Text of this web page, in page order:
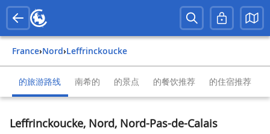
France› Nord› Leffrinckoucke
的旅游路线 南希的 的景点 的餐饮推荐 的住宿推荐
Leffrinckoucke, Nord, Nord-Pas-de-Calais